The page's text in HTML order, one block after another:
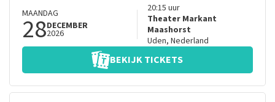
MAANDAG
28DECEMBER
2026
20:15 uur
Theater Markant
Maashorst
Uden, Nederland
BEKIJK TICKETS